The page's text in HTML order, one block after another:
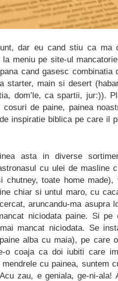
dar eu cand stiu ca ma
meniu pe site-ul
cand gasesc combinatia
starter, main si desert
dom’le, ca spartii, jur:)).
de paine, painea
inspiratie biblica pe care il
asta in diverse
cu ulei de masline
chutney, toate home
chiar si untul maro, cu
aruncandu-ma asupra
niciodata paine. Si pe
mancat niciodata. Se
alba cu maia), pe care
o coaja ca doi iubiti care
cu painea, suntem
zau, e geniala, ge-ni-ala!